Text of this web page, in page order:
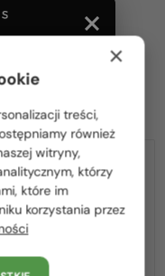
4 DNI
dla Ciebie kraj:
/ EN
×
treści,
również
witryny,
którzy
które im
korzystania przez